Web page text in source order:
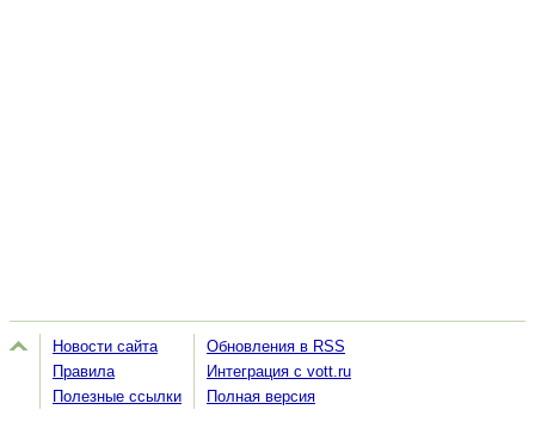
Новости сайта
Правила
Полезные ссылки
Обновления в RSS
Интеграция с vott.ru
Полная версия